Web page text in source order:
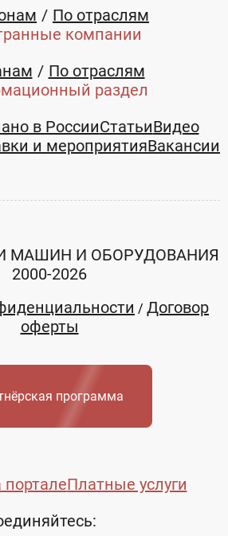
По отраслям
компании
По отраслям
раздел
в РоссииСтатьиВидео
и мероприятияВакансии
Платные услуги
МАШИН И ОБОРУДОВАНИЯ
2000-2026
/ Договор
оферты
программа